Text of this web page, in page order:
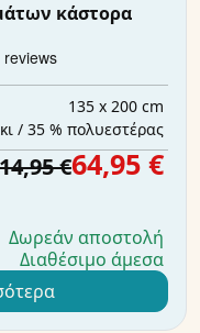
κάστορα
135 x 200 cm
/ 35 % πολυεστέρας
€64,95 €
Δωρεάν αποστολή
Διαθέσιμο άμεσα